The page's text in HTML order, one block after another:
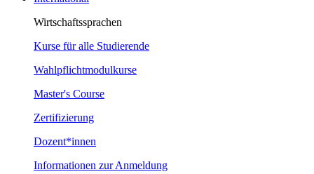
Wirtschaftssprachen
Kurse für alle Studierende
Wahlpflichtmodulkurse
Master's Course
Zertifizierung
Dozent*innen
Informationen zur Anmeldung